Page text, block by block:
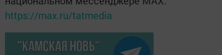
https://max.ru/tatmedia